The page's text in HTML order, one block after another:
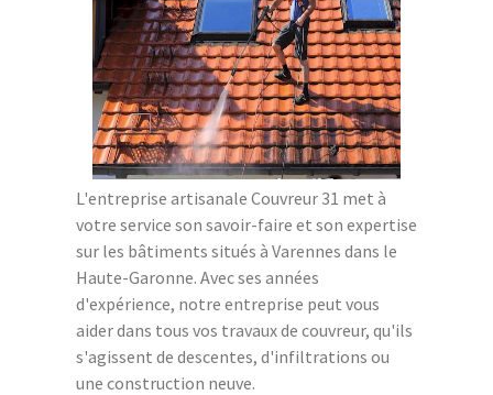
L'entreprise artisanale Couvreur 31 met à
votre service son savoir-faire et son expertise
sur les bâtiments situés à Varennes dans le
Haute-Garonne. Avec ses années
d'expérience, notre entreprise peut vous
aider dans tous vos travaux de couvreur, qu'ils
s'agissent de descentes, d'infiltrations ou
une construction neuve.